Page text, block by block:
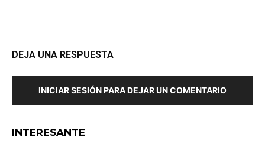
DEJA UNA RESPUESTA
INICIAR SESIÓN PARA DEJAR UN COMENTARIO
INTERESANTE